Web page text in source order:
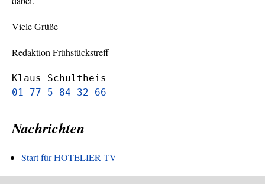
Viele Grüße
Redaktion Frühstückstreff
Klaus Schultheis
01 77-5 84 32 66
Nachrichten
Start für HOTELIER TV